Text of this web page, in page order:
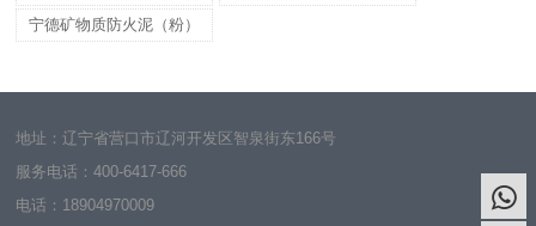
宁德矿物质防火泥（粉）
地址：辽宁省营口市辽河开发区智泉街东166号
服务电话：400-6417-666
电话： 18904970009